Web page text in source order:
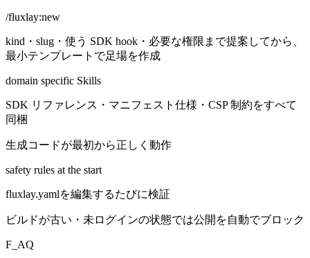
/fluxlay:new
kind・slug・使う SDK hook・必要な権限まで提案してから、
最小テンプレートで足場を作成
domain specific Skills
SDK リファレンス・マニフェスト仕様・CSP 制約をすべて
同梱
生成コードが最初から正しく動作
safety rules at the start
fluxlay.yamlを編集するたびに検証
ビルドが古い・未ログインの状態では公開を自動でブロック
F_AQ